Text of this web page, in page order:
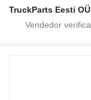
TruckParts Eesti OÜ